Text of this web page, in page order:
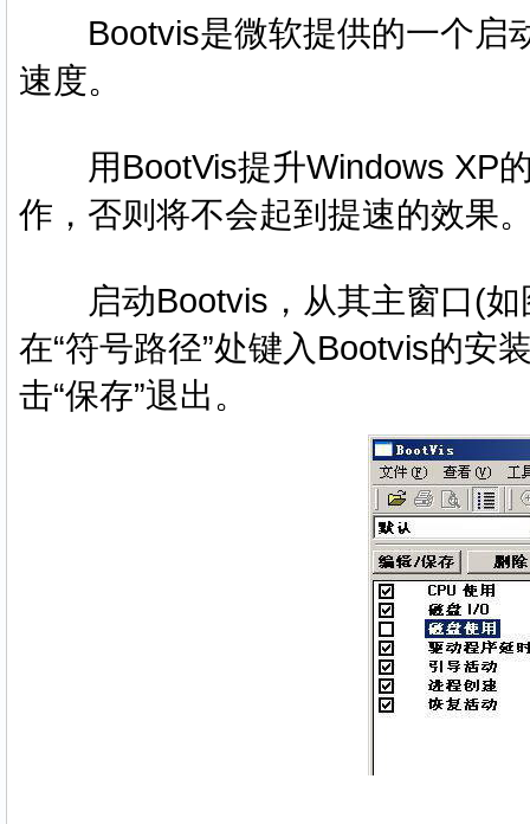
Bootvis是微软提供的一个启
速度。
用BootVis提升Windows XP的
作，否则将不会起到提速的效果
启动Bootvis，从其主窗口(如
在“符号路径”处键入Bootvis的安
击“保存”退出。